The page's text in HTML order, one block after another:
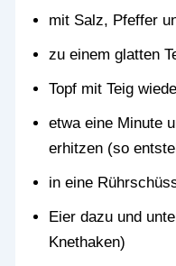
mit Salz, Pfeffer
zu einem glatten
Topf mit Teig
etwa eine Minute
erhitzen (so
in eine
Eier dazu und
Knethaken)